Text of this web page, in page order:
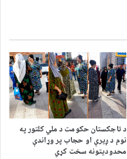
د تاجکستان حکومت د ملي کلتور په
نوم د ږیرې او حجاب پر وړاندې
محدودیتونه سخت کړي